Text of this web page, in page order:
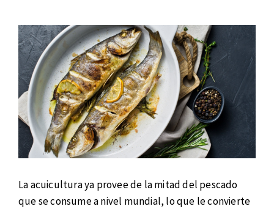
La acuicultura ya provee de la mitad del pescado
que se consume a nivel mundial, lo que le convierte